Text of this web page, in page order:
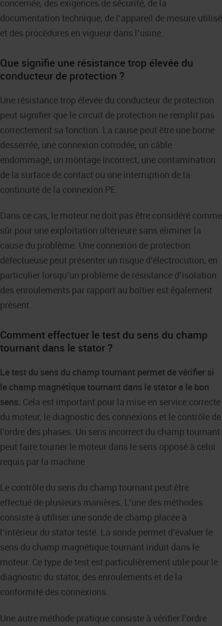
concernée, des exigences de sécurité, de la
documentation technique, de l’appareil de mesure utilisé
et des procédures en vigueur dans l’usine.
Que signifie une résistance trop élevée du
conducteur de protection ?
Une résistance trop élevée du conducteur de protection
peut signifier que le circuit de protection ne remplit pas
correctement sa fonction. La cause peut être une borne
desserrée, une connexion corrodée, un câble
endommagé, un montage incorrect, une contamination
de la surface de contact ou une interruption de la
continuité de la connexion PE.
Dans ce cas, le moteur ne doit pas être considéré comme
sûr pour une exploitation ultérieure sans éliminer la
cause du problème. Une connexion de protection
défectueuse peut présenter un risque d’électrocution, en
particulier lorsqu’un problème de résistance d’isolation
des enroulements par rapport au boîtier est également
présent.
Comment effectuer le test du sens du champ
tournant dans le stator ?
Le test du sens du champ tournant permet de vérifier si
le champ magnétique tournant dans le stator a le bon
sens. Cela est important pour la mise en service correcte
du moteur, le diagnostic des connexions et le contrôle de
l’ordre des phases. Un sens incorrect du champ tournant
peut faire tourner le moteur dans le sens opposé à celui
requis par la machine.
Le contrôle du sens du champ tournant peut être
effectué de plusieurs manières. L’une des méthodes
consiste à utiliser une sonde de champ placée à
l’intérieur du stator testé. La sonde permet d’évaluer le
sens du champ magnétique tournant induit dans le
moteur. Ce type de test est particulièrement utile pour le
diagnostic du stator, des enroulements et de la
conformité des connexions.
Une autre méthode pratique consiste à vérifier l’ordre